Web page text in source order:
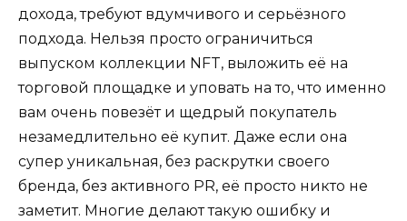
дохода, требуют вдумчивого и серьёзного
подхода. Нельзя просто ограничиться
выпуском коллекции NFT, выложить её на
торговой площадке и уповать на то, что именно
вам очень повезёт и щедрый покупатель
незамедлительно её купит. Даже если она
супер уникальная, без раскрутки своего
бренда, без активного PR, её просто никто не
заметит. Многие делают такую ошибку и